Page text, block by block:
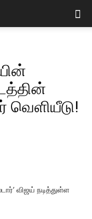
வெளியீடு!
விஜய் நடித்துள்ள